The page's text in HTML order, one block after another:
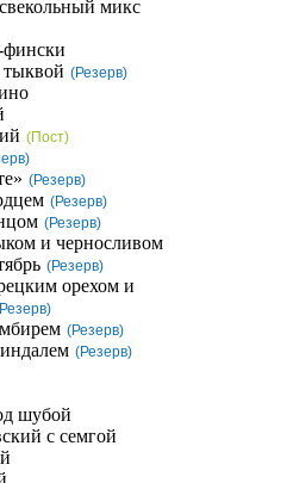
микс
(Резерв)
(Пост)
(Резерв)
(Резерв)
(Резерв)
и черносливом
(Резерв)
орехом и
(Резерв)
(Резерв)
шубой
с семгой